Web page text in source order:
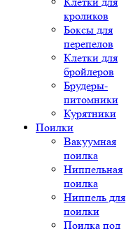
кроликов
Боксы для
перепелов
Клетки для
бройлеров
Брудеры-
питомники
Курятники
Поилки
Вакуумная
поилка
Ниппельная
поилка
Ниппель для
поилки
Поилка под